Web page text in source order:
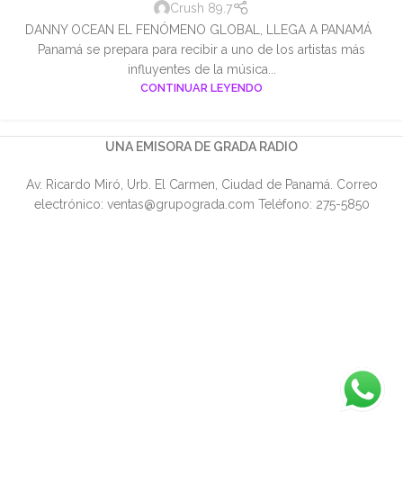
Crush 89.7
DANNY OCEAN EL FENÓMENO GLOBAL, LLEGA A PANAMÁ
Panamá se prepara para recibir a uno de los artistas más
influyentes de la música...
CONTINUAR LEYENDO
UNA EMISORA DE GRADA RADIO
Av. Ricardo Miró, Urb. El Carmen, Ciudad de Panamá. Correo
electrónico: ventas@grupograda.com Teléfono: 275-5850